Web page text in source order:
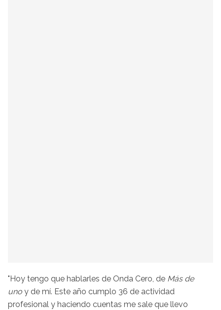
"Hoy tengo que hablarles de Onda Cero, de Más de
uno y de mí. Este año cumplo 36 de actividad
profesional y haciendo cuentas me sale que llevo